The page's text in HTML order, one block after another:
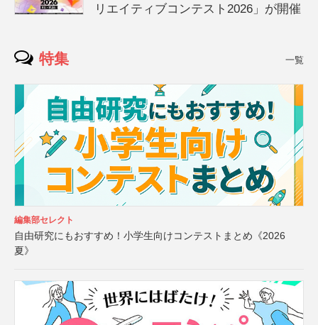
リエイティブコンテスト2026」が開催
特集 一覧
編集部セレクト
自由研究にもおすすめ！小学生向けコンテストまとめ《2026
夏》